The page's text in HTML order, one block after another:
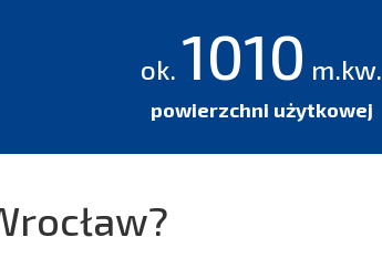
ok. 2607m.kw.
powierzchni użytkowej